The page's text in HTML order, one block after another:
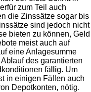
zum Teil auch
die Zinssätze sogar bis
sind jedoch nicht
bieten zu können, Geld
meist auch auf
eine Anlagesumme
des garantierten
fällig. Um
in einigen Fällen auch
Depotkonten, nötig.